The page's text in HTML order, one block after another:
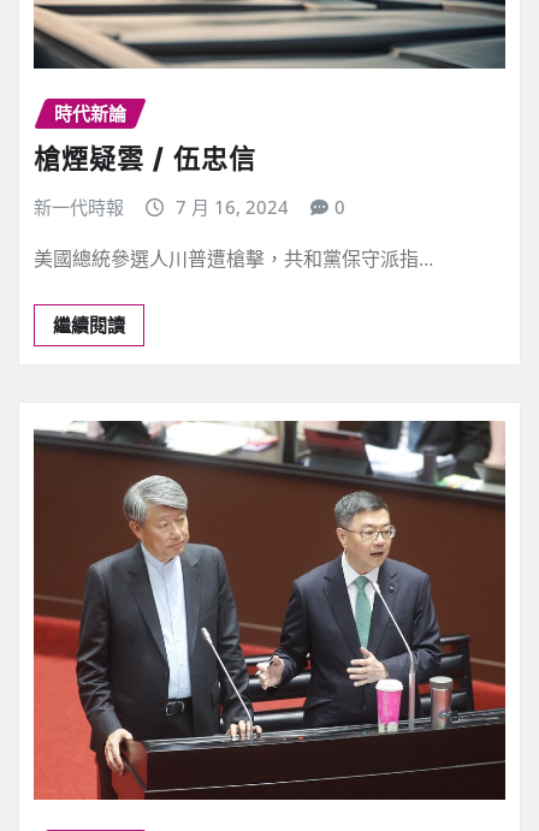
時代新論
槍煙疑雲 / 伍忠信
新一代時報 7 月 16, 2024 0
美國總統參選人川普遭槍擊，共和黨保守派指…
繼續閱讀